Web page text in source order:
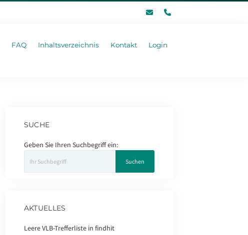
phone
FAQ Inhaltsverzeichnis Kontakt Login
SUCHE
Geben Sie Ihren Suchbegriff ein:
AKTUELLES
Leere VLB-Trefferliste in findhit